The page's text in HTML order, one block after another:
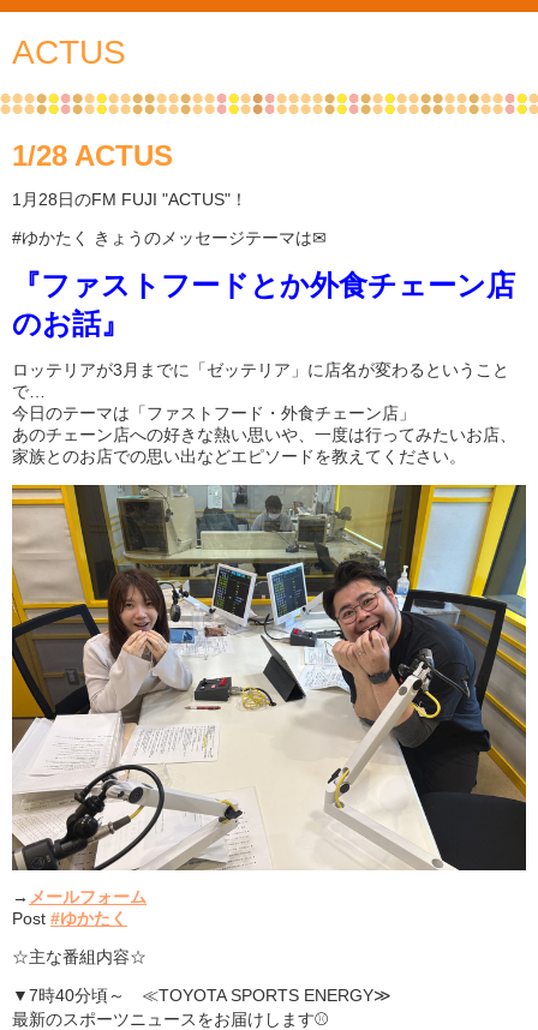
ACTUS
1/28 ACTUS
1月28日のFM FUJI "ACTUS"！
#ゆかたく きょうのメッセージテーマは✉
『ファストフードとか外食チェーン店
のお話』
ロッテリアが3月までに「ゼッテリア」に店名が変わるということ
で…
今日のテーマは「ファストフード・外食チェーン店」
あのチェーン店への好きな熱い思いや、一度は行ってみたいお店、
家族とのお店での思い出などエピソードを教えてください。
→ メールフォーム
Post #ゆかたく
☆主な番組内容☆
▼7時40分頃～ ≪TOYOTA SPORTS ENERGY≫
最新のスポーツニュースをお届けします⚾